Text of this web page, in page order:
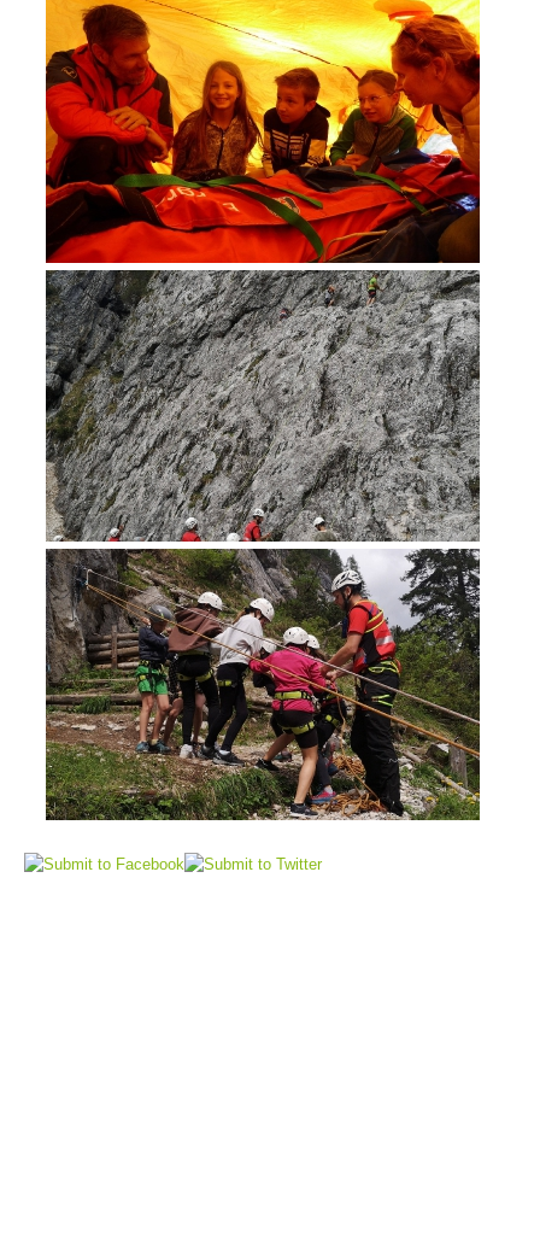
Secours alpin
Sauvetage aérien